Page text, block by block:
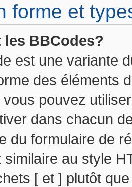
forme et
les BBCodes?
est une variante
des éléments
pouvez
dans chacun
du formulaire de
similaire au style
[ et ] plutôt